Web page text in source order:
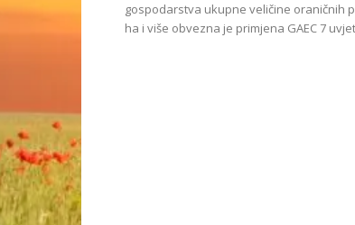
gospodarstva ukupne veličine oraničnih
ha i više obvezna je primjena GAEC 7